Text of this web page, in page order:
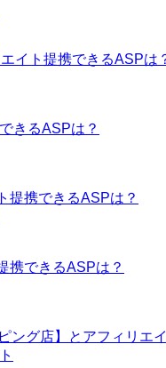
イト提携できるASPは
きるASPは？
提携できるASPは？
携できるASPは？
ング店】とアフィリエ